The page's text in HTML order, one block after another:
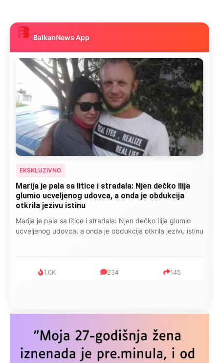
BalkanNews App
EKSKLUZIVNO
Marija je pala sa litice i stradala: Njen dečko Ilija
glumio ucveljenog udovca, a onda je obdukcija
otkrila jezivu istinu
Marija je pala sa litice i stradala: Njen dečko Ilija glumio
ucveljenog udovca, a onda je obdukcija otkrila jezivu istinu
1.0K 234 145